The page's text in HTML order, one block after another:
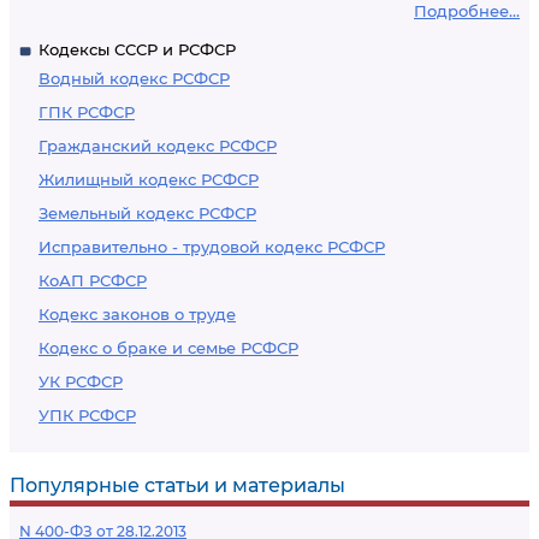
Подробнее...
Кодексы СССР и РСФСР
Водный кодекс РСФСР
ГПК РСФСР
Гражданский кодекс РСФСР
Жилищный кодекс РСФСР
Земельный кодекс РСФСР
Исправительно - трудовой кодекс РСФСР
КоАП РСФСР
Кодекс законов о труде
Кодекс о браке и семье РСФСР
УК РСФСР
УПК РСФСР
Популярные статьи и материалы
N 400-ФЗ от 28.12.2013